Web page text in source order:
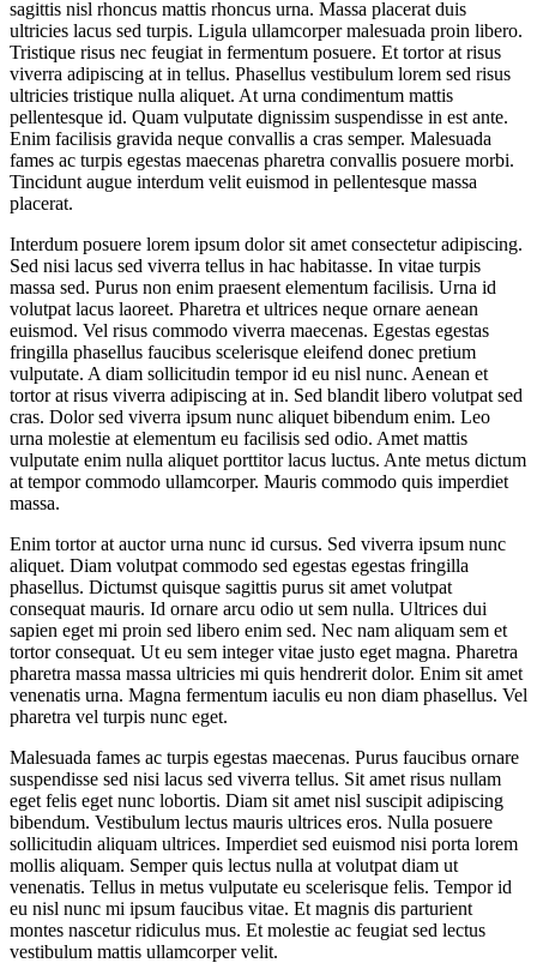
sagittis nisl rhoncus mattis rhoncus urna. Massa placerat duis
ultricies lacus sed turpis. Ligula ullamcorper malesuada proin libero.
Tristique risus nec feugiat in fermentum posuere. Et tortor at risus
viverra adipiscing at in tellus. Phasellus vestibulum lorem sed risus
ultricies tristique nulla aliquet. At urna condimentum mattis
pellentesque id. Quam vulputate dignissim suspendisse in est ante.
Enim facilisis gravida neque convallis a cras semper. Malesuada
fames ac turpis egestas maecenas pharetra convallis posuere morbi.
Tincidunt augue interdum velit euismod in pellentesque massa
placerat.
Interdum posuere lorem ipsum dolor sit amet consectetur adipiscing.
Sed nisi lacus sed viverra tellus in hac habitasse. In vitae turpis
massa sed. Purus non enim praesent elementum facilisis. Urna id
volutpat lacus laoreet. Pharetra et ultrices neque ornare aenean
euismod. Vel risus commodo viverra maecenas. Egestas egestas
fringilla phasellus faucibus scelerisque eleifend donec pretium
vulputate. A diam sollicitudin tempor id eu nisl nunc. Aenean et
tortor at risus viverra adipiscing at in. Sed blandit libero volutpat sed
cras. Dolor sed viverra ipsum nunc aliquet bibendum enim. Leo
urna molestie at elementum eu facilisis sed odio. Amet mattis
vulputate enim nulla aliquet porttitor lacus luctus. Ante metus dictum
at tempor commodo ullamcorper. Mauris commodo quis imperdiet
massa.
Enim tortor at auctor urna nunc id cursus. Sed viverra ipsum nunc
aliquet. Diam volutpat commodo sed egestas egestas fringilla
phasellus. Dictumst quisque sagittis purus sit amet volutpat
consequat mauris. Id ornare arcu odio ut sem nulla. Ultrices dui
sapien eget mi proin sed libero enim sed. Nec nam aliquam sem et
tortor consequat. Ut eu sem integer vitae justo eget magna. Pharetra
pharetra massa massa ultricies mi quis hendrerit dolor. Enim sit amet
venenatis urna. Magna fermentum iaculis eu non diam phasellus. Vel
pharetra vel turpis nunc eget.
Malesuada fames ac turpis egestas maecenas. Purus faucibus ornare
suspendisse sed nisi lacus sed viverra tellus. Sit amet risus nullam
eget felis eget nunc lobortis. Diam sit amet nisl suscipit adipiscing
bibendum. Vestibulum lectus mauris ultrices eros. Nulla posuere
sollicitudin aliquam ultrices. Imperdiet sed euismod nisi porta lorem
mollis aliquam. Semper quis lectus nulla at volutpat diam ut
venenatis. Tellus in metus vulputate eu scelerisque felis. Tempor id
eu nisl nunc mi ipsum faucibus vitae. Et magnis dis parturient
montes nascetur ridiculus mus. Et molestie ac feugiat sed lectus
vestibulum mattis ullamcorper velit.